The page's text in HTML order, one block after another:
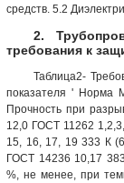
средств. 5.2
2.
требования к
Таблица2-
показателя ' Норма
Прочность при
12,0 ГОСТ 11262
15, 16, 17, 19 333 К
ГОСТ 14236 10,17
%, не менее, при